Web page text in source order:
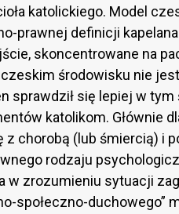
katolickiego. Model
prawnej definicji
skoncentrowane na
środowisku nie
sprawdził się lepiej w
katolikom. Głównie
chorobą (lub śmiercią) i
rodzaju
w zrozumieniu sytuacji
społeczno-duchowego”